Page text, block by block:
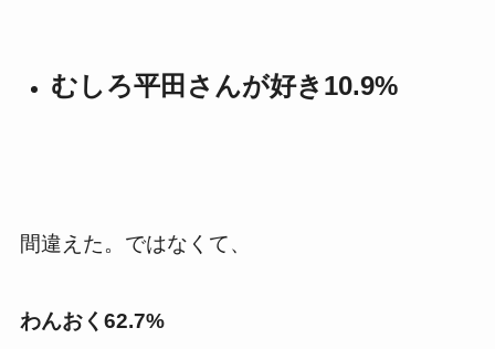
むしろ平田さんが好き10.9%
間違えた。ではなくて、
わんおく62.7%